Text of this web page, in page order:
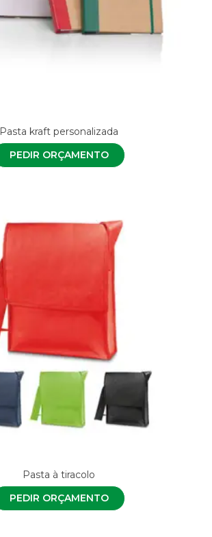
Pasta kraft personalizada
PEDIR ORÇAMENTO
Pasta à tiracolo
PEDIR ORÇAMENTO